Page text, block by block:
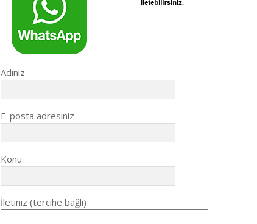
Adınız
E-posta adresiniz
Konu
İletiniz (tercihe bağlı)